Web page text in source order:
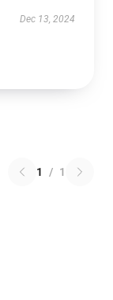
Dec 13, 2024
1 / 1